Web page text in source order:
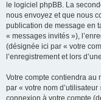
le logiciel phpBB. La
nous envoyez et que nous
publication de message en
« messages invités »),
(désignée ici par « votre
l’enregistrement et lors
Votre compte contiendra
par « votre nom
connexion à votre compte